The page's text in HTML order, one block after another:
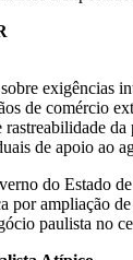
exigências
de comércio
da
de apoio ao
do Estado
por ampliação
paulista no